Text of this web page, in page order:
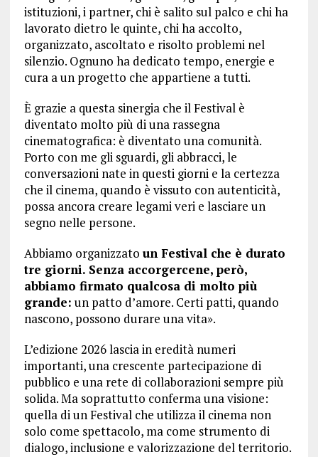
istituzioni, i partner, chi è salito sul palco e chi ha
lavorato dietro le quinte, chi ha accolto,
organizzato, ascoltato e risolto problemi nel
silenzio. Ognuno ha dedicato tempo, energie e
cura a un progetto che appartiene a tutti.
È grazie a questa sinergia che il Festival è
diventato molto più di una rassegna
cinematografica: è diventato una comunità.
Porto con me gli sguardi, gli abbracci, le
conversazioni nate in questi giorni e la certezza
che il cinema, quando è vissuto con autenticità,
possa ancora creare legami veri e lasciare un
segno nelle persone.
Abbiamo organizzato un Festival che è durato
tre giorni. Senza accorgercene, però,
abbiamo firmato qualcosa di molto più
grande: un patto d’amore. Certi patti, quando
nascono, possono durare una vita».
L’edizione 2026 lascia in eredità numeri
importanti, una crescente partecipazione di
pubblico e una rete di collaborazioni sempre più
solida. Ma soprattutto conferma una visione:
quella di un Festival che utilizza il cinema non
solo come spettacolo, ma come strumento di
dialogo, inclusione e valorizzazione del territorio.